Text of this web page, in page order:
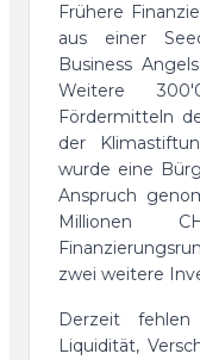
Frühere
aus einer
Business
Weitere
Fördermitteln
der
wurde eine
Anspruch
Millionen
zwei weitere
Derzeit
Liquidität,